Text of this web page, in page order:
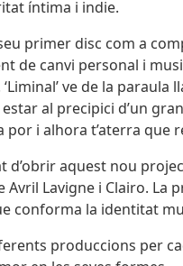
íntima i indie.
primer disc com a
de canvi personal i
ve de la paraula
al precipici d’un
i alhora t’aterra que
d’obrir aquest nou
Lavigne i Clairo. La
la identitat
produccions per